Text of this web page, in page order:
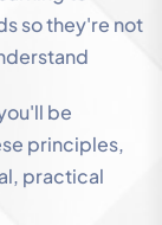
so they're not
be
principles,
practical